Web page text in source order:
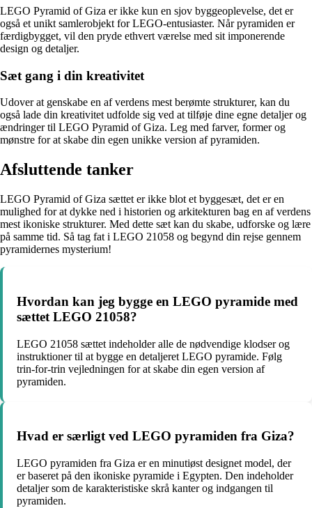
LEGO Pyramid of Giza er ikke kun en sjov byggeoplevelse, det er
også et unikt samlerobjekt for LEGO-entusiaster. Når pyramiden er
færdigbygget, vil den pryde ethvert værelse med sit imponerende
design og detaljer.
Sæt gang i din kreativitet
Udover at genskabe en af verdens mest berømte strukturer, kan du
også lade din kreativitet udfolde sig ved at tilføje dine egne detaljer og
ændringer til LEGO Pyramid of Giza. Leg med farver, former og
mønstre for at skabe din egen unikke version af pyramiden.
Afsluttende tanker
LEGO Pyramid of Giza sættet er ikke blot et byggesæt, det er en
mulighed for at dykke ned i historien og arkitekturen bag en af verdens
mest ikoniske strukturer. Med dette sæt kan du skabe, udforske og lære
på samme tid. Så tag fat i LEGO 21058 og begynd din rejse gennem
pyramidernes mysterium!
Hvordan kan jeg bygge en LEGO pyramide med
sættet LEGO 21058?
LEGO 21058 sættet indeholder alle de nødvendige klodser og
instruktioner til at bygge en detaljeret LEGO pyramide. Følg
trin-for-trin vejledningen for at skabe din egen version af
pyramiden.
Hvad er særligt ved LEGO pyramiden fra Giza?
LEGO pyramiden fra Giza er en minutiøst designet model, der
er baseret på den ikoniske pyramide i Egypten. Den indeholder
detaljer som de karakteristiske skrå kanter og indgangen til
pyramiden.